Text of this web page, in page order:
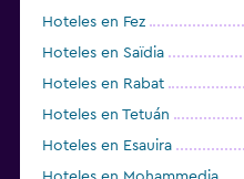
Hoteles en Fez
Hoteles en Saïdia
Hoteles en Rabat
Hoteles en Tetuán
Hoteles en Esauira